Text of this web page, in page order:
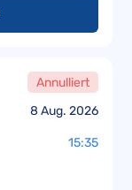
8 Aug. 2026
Annulliert
15:35